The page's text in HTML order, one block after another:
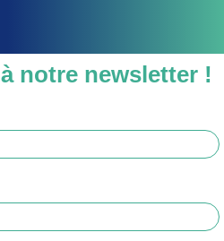
notre newsletter !